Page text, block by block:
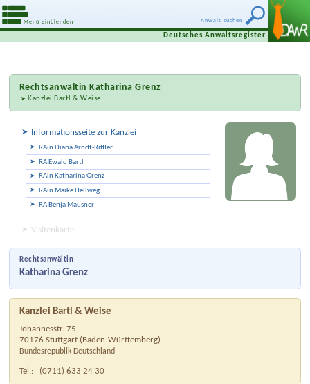
Anwalt suchen
Menü einblenden
Deutsches Anwaltsregister
RechtsanwältinKatharina Grenz
Kanzlei Bartl & Weise
Informationsseite zur Kanzlei
RAin Diana Arndt-Riffler
RA Ewald Bartl
RAin Katharina Grenz
RAin Maike Hellweg
RA Benja Mausner
Visitenkarte
Rechtsanwältin
Katharina Grenz
Kanzlei Bartl & Weise
Johannesstr. 75
70176 Stuttgart ( Baden-Württemberg)
Bundesrepublik Deutschland
Tel.: (0711) 633 24 30